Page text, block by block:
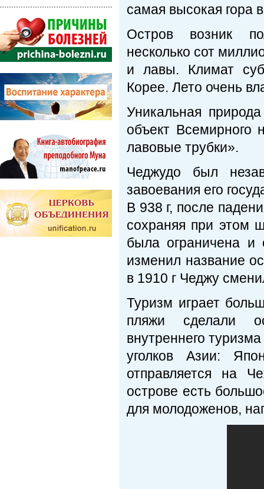
самая высокая
Остров возник
несколько сот
и лавы. Климат
Корее. Лето очень
Уникальная
объект Всемирного
лавовые трубки».
Чеджудо был
завоевания его
В 938 г, после
сохраняя при этом
была ограничена и
изменил название
в 1910 г Чеджу
Туризм играет
пляжи сделали
внутреннего
уголков Азии:
отправляется на
острове есть
для молодоженов,